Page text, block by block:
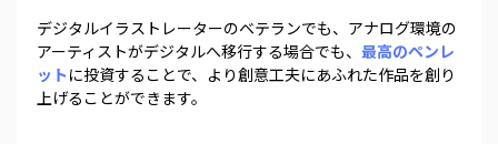
デジタルイラストレーターのベテランでも、アナログ環境の
アーティストがデジタルへ移行する場合でも、 最高のペンレ
ットに投資することで、より創意工夫にあふれた作品を創り
上げることができます。